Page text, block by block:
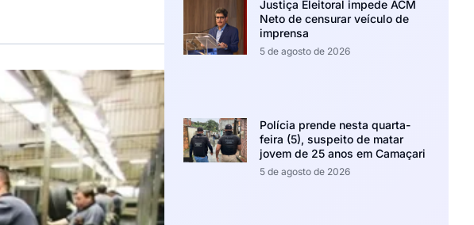
Justiça Eleitoral impede ACM
Neto de censurar veículo de
imprensa
5 de agosto de 2026
Polícia prende nesta quarta-
feira (5), suspeito de matar
jovem de 25 anos em Camaçari
5 de agosto de 2026